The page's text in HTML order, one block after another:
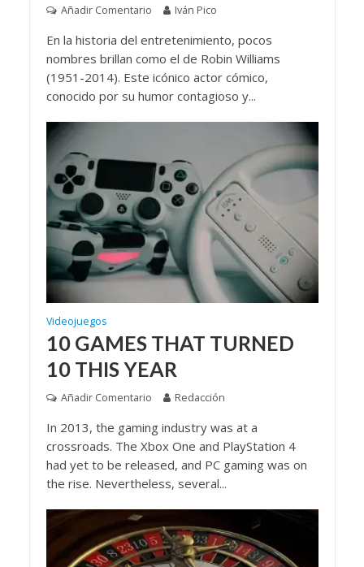
Añadir Comentario Iván Pico
En la historia del entretenimiento, pocos
nombres brillan como el de Robin Williams
(1951-2014). Este icónico actor cómico,
conocido por su humor contagioso y...
Videojuegos
10 GAMES THAT TURNED
10 THIS YEAR
Añadir Comentario Redacción
In 2013, the gaming industry was at a
crossroads. The Xbox One and PlayStation 4
had yet to be released, and PC gaming was on
the rise. Nevertheless, several...